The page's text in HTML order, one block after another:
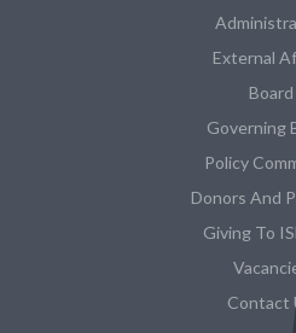
External
Board
Governing
Policy
Donors And
Giving To
Contact